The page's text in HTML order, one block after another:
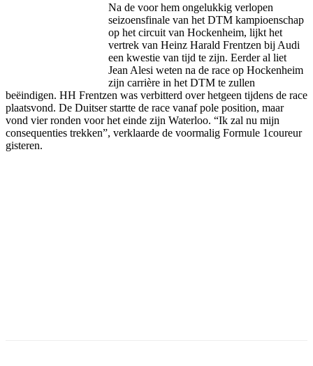
Na de voor hem ongelukkig verlopen
seizoensfinale van het DTM kampioenschap
op het circuit van Hockenheim, lijkt het
vertrek van Heinz Harald Frentzen bij Audi
een kwestie van tijd te zijn. Eerder al liet
Jean Alesi weten na de race op Hockenheim
zijn carrière in het DTM te zullen
beëindigen. HH Frentzen was verbitterd over hetgeen tijdens de race
plaatsvond. De Duitser startte de race vanaf pole position, maar
vond vier ronden voor het einde zijn Waterloo. “Ik zal nu mijn
consequenties trekken”, verklaarde de voormalig Formule 1coureur
gisteren.